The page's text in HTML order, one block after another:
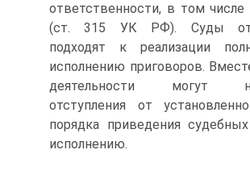
ответственности, в том числе
(ст. 315 УК РФ). Суды
подходят к реализации
исполнению приговоров.
деятельности могут
отступления от
порядка приведения
исполнению.